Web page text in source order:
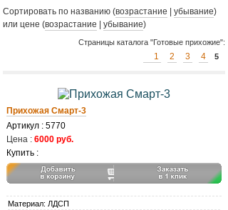
Сортировать по названию (возрастание убывание)
или цене (возрастание убывание)
Страницы каталога "Готовые прихожие":
1 2 3 4 5
Прихожая Смарт-3
Артикул : 5770
Цена : 6000 руб.
Купить :
Материал: ЛДСП